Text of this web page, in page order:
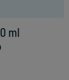
ml